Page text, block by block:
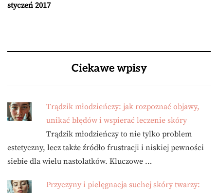
styczeń 2017
Ciekawe wpisy
Trądzik młodzieńczy: jak rozpoznać objawy,
unikać błędów i wspierać leczenie skóry
Trądzik młodzieńczy to nie tylko problem
estetyczny, lecz także źródło frustracji i niskiej pewności
siebie dla wielu nastolatków. Kluczowe …
Przyczyny i pielęgnacja suchej skóry twarzy: